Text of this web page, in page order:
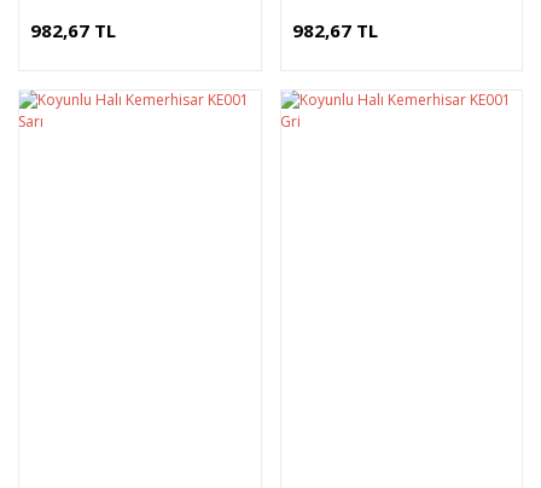
982,67 TL 982,67 TL